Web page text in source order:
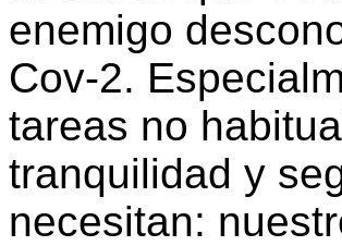
enemigo
Cov-2.
tareas no
tranquilidad y
necesitan: